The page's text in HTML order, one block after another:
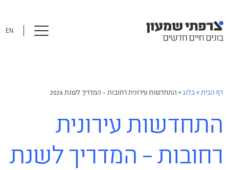
EN
דף הבית > בלוג > התחדשות עירונית רחובות – המדריך לשנת 2026
התחדשות עירונית
רחובות – המדריך לשנת